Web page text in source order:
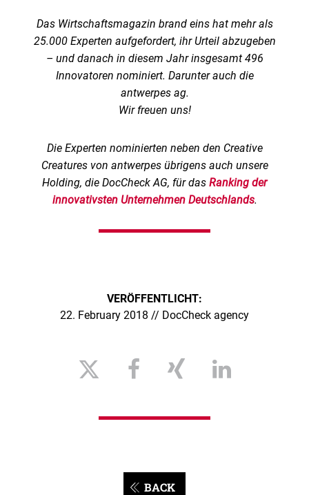
Das Wirtschaftsmagazin brand eins hat mehr als
25.000 Experten aufgefordert, ihr Urteil abzugeben
– und danach in diesem Jahr insgesamt 496
Innovatoren nominiert. Darunter auch die
antwerpes ag.
Wir freuen uns!
Die Experten nominierten neben den Creative
Creatures von antwerpes übrigens auch unsere
Holding, die DocCheck AG, für das Ranking der
innovativsten Unternehmen Deutschlands.
VERÖFFENTLICHT:
22. February 2018 // DocCheck agency
BACK